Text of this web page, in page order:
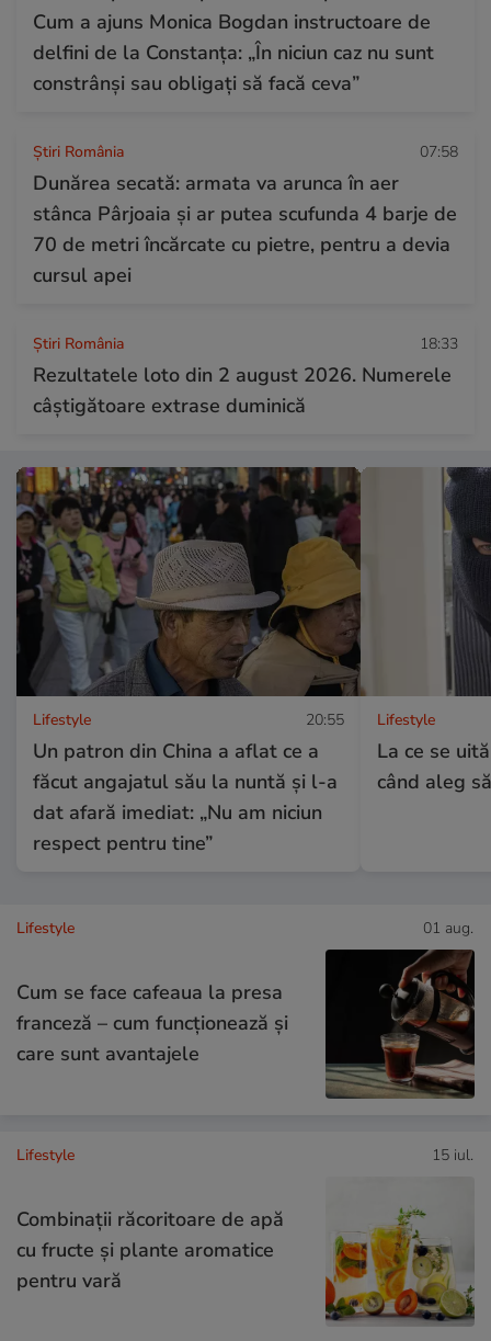
Cum a ajuns Monica Bogdan instructoare de
delfini de la Constanța: „În niciun caz nu sunt
constrânși sau obligați să facă ceva”
Știri România 07:58
Dunărea secată: armata va arunca în aer
stânca Pârjoaia și ar putea scufunda 4 barje de
70 de metri încărcate cu pietre, pentru a devia
cursul apei
Știri România 18:33
Rezultatele loto din 2 august 2026. Numerele
câștigătoare extrase duminică
Lifestyle 20:55
Un patron din China a aflat ce a
făcut angajatul său la nuntă și l-a
dat afară imediat: „Nu am niciun
respect pentru tine”
Lifestyle
La ce se
când aleg
Lifestyle 01 aug.
Cum se face cafeaua la presa
franceză – cum funcționează și
care sunt avantajele
Lifestyle 15 iul.
Combinaţii răcoritoare de apă
cu fructe şi plante aromatice
pentru vară